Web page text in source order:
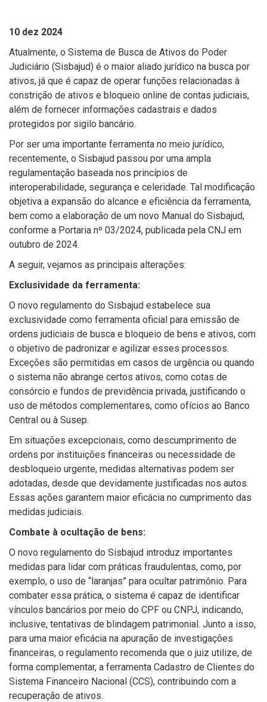
10 dez 2024
Atualmente, o Sistema de Busca de Ativos do Poder
Judiciário (Sisbajud) é o maior aliado jurídico na busca por
ativos, já que é capaz de operar funções relacionadas à
constrição de ativos e bloqueio online de contas judiciais,
além de fornecer informações cadastrais e dados
protegidos por sigilo bancário.
Por ser uma importante ferramenta no meio jurídico,
recentemente, o Sisbajud passou por uma ampla
regulamentação baseada nos princípios de
interoperabilidade, segurança e celeridade. Tal modificação
objetiva a expansão do alcance e eficiência da ferramenta,
bem como a elaboração de um novo Manual do Sisbajud,
conforme a Portaria nº 03/2024, publicada pela CNJ em
outubro de 2024.
A seguir, vejamos as principais alterações:
Exclusividade da ferramenta:
O novo regulamento do Sisbajud estabelece sua
exclusividade como ferramenta oficial para emissão de
ordens judiciais de busca e bloqueio de bens e ativos, com
o objetivo de padronizar e agilizar esses processos.
Exceções são permitidas em casos de urgência ou quando
o sistema não abrange certos ativos, como cotas de
consórcio e fundos de previdência privada, justificando o
uso de métodos complementares, como ofícios ao Banco
Central ou à Susep.
Em situações excepcionais, como descumprimento de
ordens por instituições financeiras ou necessidade de
desbloqueio urgente, medidas alternativas podem ser
adotadas, desde que devidamente justificadas nos autos.
Essas ações garantem maior eficácia no cumprimento das
medidas judiciais.
Combate à ocultação de bens:
O novo regulamento do Sisbajud introduz importantes
medidas para lidar com práticas fraudulentas, como, por
exemplo, o uso de “laranjas” para ocultar patrimônio. Para
combater essa prática, o sistema é capaz de identificar
vínculos bancários por meio do CPF ou CNPJ, indicando,
inclusive, tentativas de blindagem patrimonial. Junto a isso,
para uma maior eficácia na apuração de investigações
financeiras, o regulamento recomenda que o juiz utilize, de
forma complementar, a ferramenta Cadastro de Clientes do
Sistema Financeiro Nacional (CCS), contribuindo com a
recuperação de ativos.